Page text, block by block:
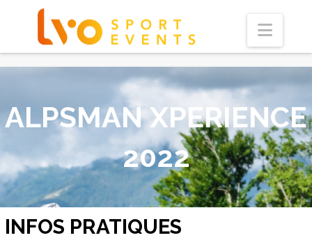
ALPSMAN XPERIENCE
2022
INFOS PRATIQUES